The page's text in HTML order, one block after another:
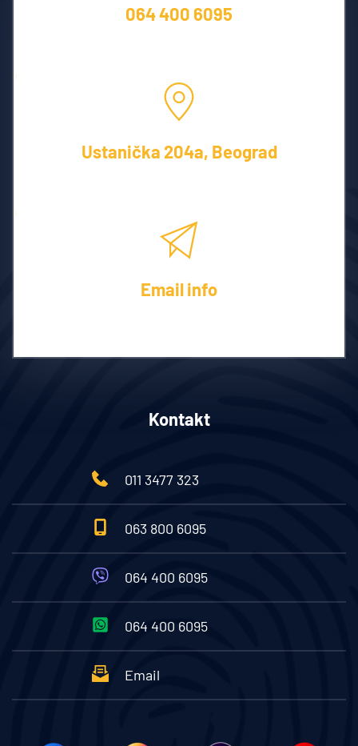
064 400 6095
Ustanička 204a, Beograd
Email info
Kontakt
011 3477 323
063 800 6095
064 400 6095
064 400 6095
Email